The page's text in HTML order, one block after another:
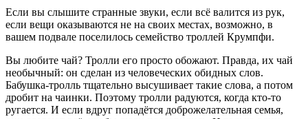
Если вы слышите странные звуки, если всё валится из рук,
если вещи оказываются не на своих местах, возможно, в
вашем подвале поселилось семейство троллей Крумпфи.
Вы любите чай? Тролли его просто обожают. Правда, их чай
необычный: он сделан из человеческих обидных слов.
Бабушка-тролль тщательно высушивает такие слова, а потом
дробит на чаинки. Поэтому тролли радуются, когда кто-то
ругается. И если вдруг попадётся доброжелательная семья,